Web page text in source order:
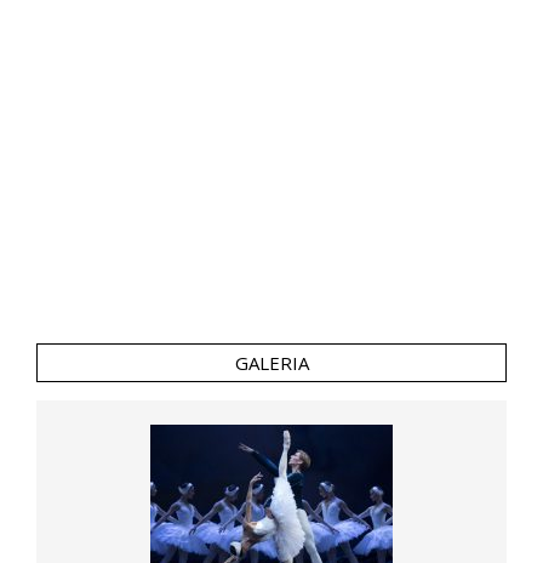
GALERIA